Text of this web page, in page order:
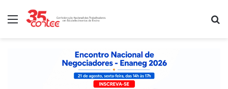
Menu